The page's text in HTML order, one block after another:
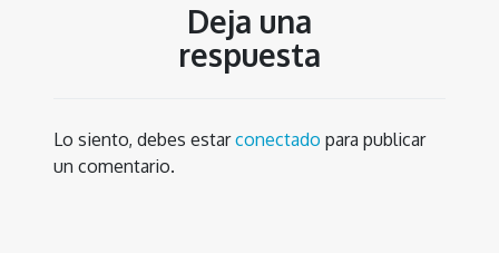
Deja una
respuesta
Lo siento, debes estarconectado para publicar
un comentario.